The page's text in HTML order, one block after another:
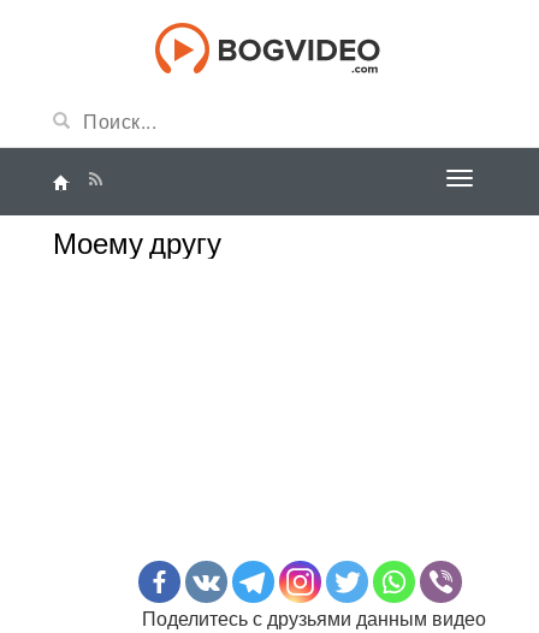
Моему другу
Поделитесь с друзьями данным видео